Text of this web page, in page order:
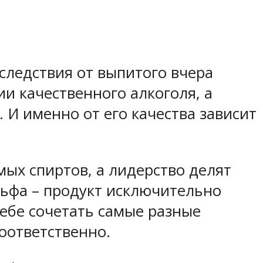
от выпитого вчера
качественного алкоголя, а
именно от его качества зависит
спиртов, а лидерство делят
– продукт исключительно
сочетать самые разные